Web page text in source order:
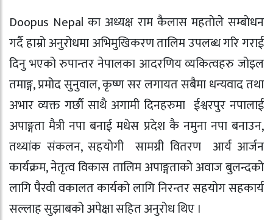
Doopus Nepal का अध्यक्ष राम कैलास महताेले सम्बाेधन
गर्दै हाम्रो अनुरोधमा अभिमुखिकरण तालिम उपलब्ध गरि गराई
दिनु भएको रुपान्तर नेपालका आदरणिय व्यकित्वहरु जोइल
तमाङ्ग, प्रमोद सुनुवाल, कृष्ण सर लगायत सबैमा धन्यवाद तथा
अभार व्यक्त गर्छौ साथै अगामी दिनहरुमा ईश्वरपुर नपालाई
अपाङ्गता मैत्री नपा बनाई मधेस प्रदेश कै नमुना नपा बनाउन,
तथ्यांक संकलन, सहयोगी सामग्री वितरण आर्य आर्जन
कार्यक्रम, नेतृत्व विकास तालिम अपाङ्गताको अवाज बुलन्दको
लागि पैरवी वकालत कार्यको लागि निरन्तर सहयोग सहकार्य
सल्लाह सुझाबको अपेक्षा सहित अनुरोध थिए ।